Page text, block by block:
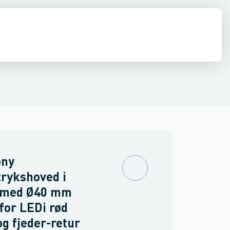
i
Ø40 mm
LEDi rød
fjeder-retur